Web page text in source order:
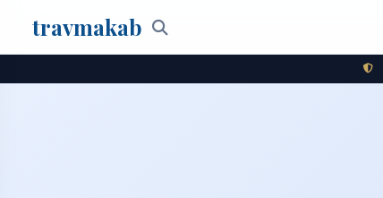
travmakab Поиск